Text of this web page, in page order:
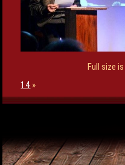
Full size is
14 »